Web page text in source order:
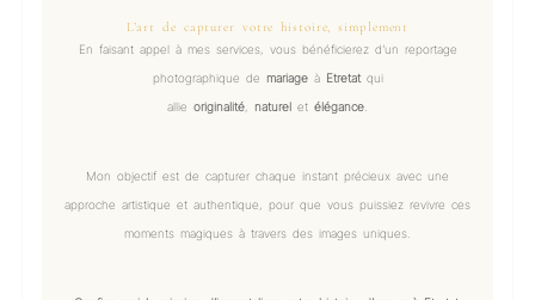
L’art de capturer votre histoire, simplement
En faisant appel à mes services, vous bénéficierez d’un reportage
photographique de mariageà Etretatqui
allie originalité, naturel et élégance.
Mon objectif est de capturer chaque instant précieux avec une
approche artistique et authentique, pour que vous puissiez revivre ces
moments magiques à travers des images uniques.